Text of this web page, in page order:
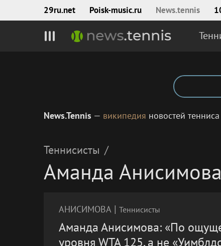
29ru.net Poisk‑music.ru News.tennis
News.Tennis — википедия новостей тенниса
Теннисисты /
Аманда Анисимова
АНИСИМОВА | Теннисисты
Аманда Анисимова: «По
уровня WTA 125, а не